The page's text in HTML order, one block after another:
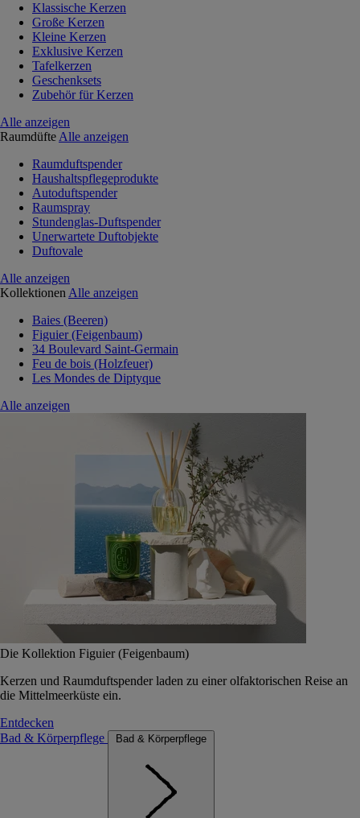
Klassische Kerzen
Große Kerzen
Kleine Kerzen
Exklusive Kerzen
Tafelkerzen
Geschenksets
Zubehör für Kerzen
Alle anzeigen
Raumdüfte Alle anzeigen
Raumduftspender
Haushaltspflegeprodukte
Autoduftspender
Raumspray
Stundenglas-Duftspender
Unerwartete Duftobjekte
Duftovale
Alle anzeigen
Kollektionen Alle anzeigen
Baies (Beeren)
Figuier (Feigenbaum)
34 Boulevard Saint-Germain
Feu de bois (Holzfeuer)
Les Mondes de Diptyque
Alle anzeigen
Die Kollektion Figuier (Feigenbaum)
Kerzen und Raumduftspender laden zu einer olfaktorischen Reise an
die Mittelmeerküste ein.
Entdecken
Bad & Körperpflege
Bad & Körperpflege